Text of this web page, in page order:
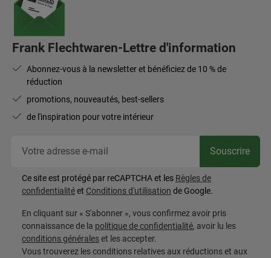
Frank Flechtwaren-Lettre d'information
Abonnez-vous à la newsletter et bénéficiez de 10 % de
réduction
promotions, nouveautés, best-sellers
de l'inspiration pour votre intérieur
Souscrire
Ce site est protégé par reCAPTCHA et les Règles de
confidentialitéet Conditions d'utilisation de Google.
En cliquant sur « S'abonner », vous confirmez avoir pris
connaissance de la politique de confidentialité, avoir lu les
conditions généraleset les accepter.
Vous trouverez les conditions relatives aux réductions et aux